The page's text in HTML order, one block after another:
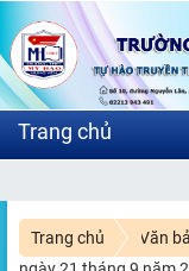
Trang chủ Văn